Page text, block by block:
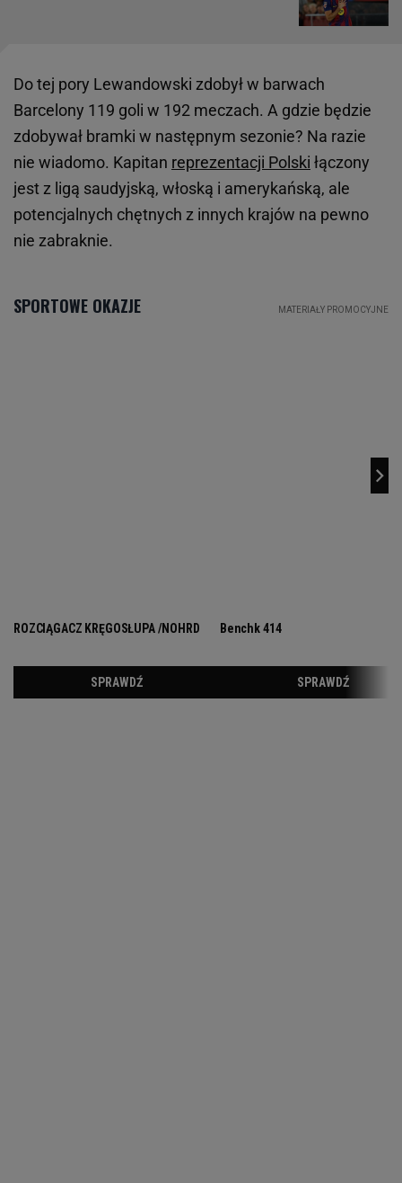
Do tej pory Lewandowski zdobył w barwach
Barcelony 119 goli w 192 meczach. A gdzie będzie
zdobywał bramki w następnym sezonie? Na razie
nie wiadomo. Kapitan reprezentacji Polski łączony
jest z ligą saudyjską, włoską i amerykańską, ale
potencjalnych chętnych z innych krajów na pewno
nie zabraknie.